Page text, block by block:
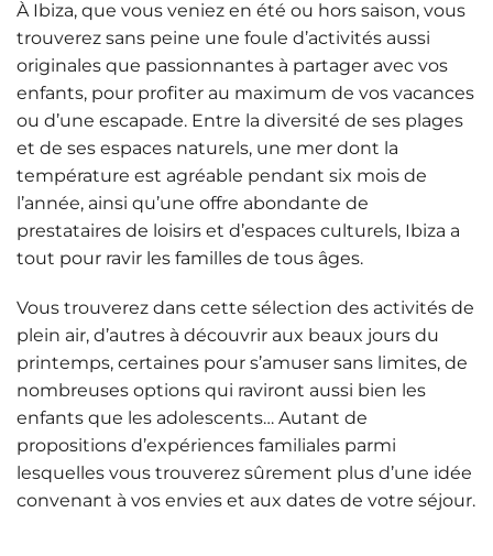
À Ibiza, que vous veniez en été ou hors saison, vous
trouverez sans peine une foule d’activités aussi
originales que passionnantes à partager avec vos
enfants, pour profiter au maximum de vos vacances
ou d’une escapade. Entre la diversité de ses plages
et de ses espaces naturels, une mer dont la
température est agréable pendant six mois de
l’année, ainsi qu’une offre abondante de
prestataires de loisirs et d’espaces culturels, Ibiza a
tout pour ravir les familles de tous âges.
Vous trouverez dans cette sélection des activités de
plein air, d’autres à découvrir aux beaux jours du
printemps, certaines pour s’amuser sans limites, de
nombreuses options qui raviront aussi bien les
enfants que les adolescents… Autant de
propositions d’expériences familiales parmi
lesquelles vous trouverez sûrement plus d’une idée
convenant à vos envies et aux dates de votre séjour.